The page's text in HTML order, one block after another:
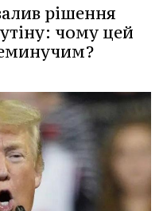
рішення
чому цей